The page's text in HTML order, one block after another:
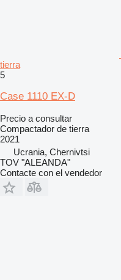
tierra
5
Case 1110 EX-D
Precio a consultar
Compactador de tierra
2021
Ucrania, Chernivtsi
TOV "ALEANDA"
Contacte con el vendedor